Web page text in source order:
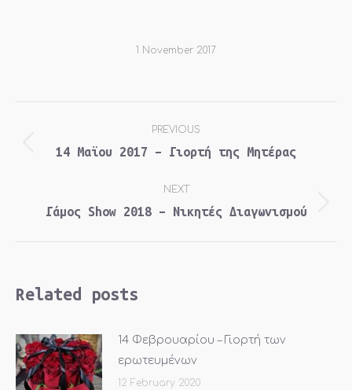
1 November 2017
navigation
PREVIOUS
Previous
14 Μαϊου 2017 – Γιορτή της Μητέρας
NEXT
Next
Γάμος Show 2018 – Νικητές Διαγωνισμού
Related posts
14 Φεβρουαρίου – Γιορτή των
ερωτευμένων
12 February 2020